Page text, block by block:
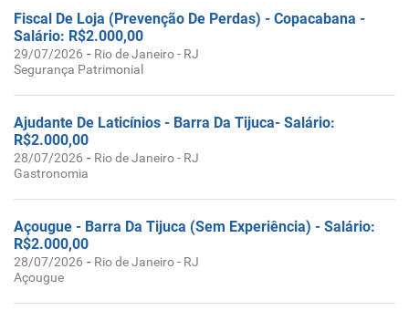
Fiscal De Loja (Prevenção De Perdas) - Copacabana -
Salário: R$2.000,00
29/07/2026 - Rio de Janeiro - RJ
Segurança Patrimonial
Ajudante De Laticínios - Barra Da Tijuca- Salário:
R$2.000,00
28/07/2026 - Rio de Janeiro - RJ
Gastronomia
Açougue - Barra Da Tijuca (Sem Experiência) - Salário:
R$2.000,00
28/07/2026 - Rio de Janeiro - RJ
Açougue